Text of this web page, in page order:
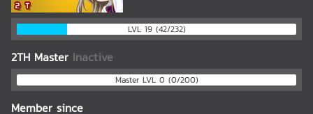
LVL 19 (42/232)
2TH Master Inactive
Master LVL 0 (0/200)
Member since